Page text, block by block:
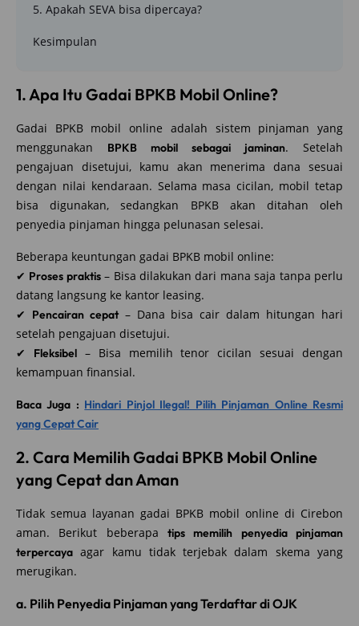
5. Apakah SEVA bisa dipercaya?
Kesimpulan
1. Apa Itu Gadai BPKB Mobil Online?
Gadai BPKB mobil online adalah sistem pinjaman yang
menggunakan BPKB mobil sebagai jaminan. Setelah
pengajuan disetujui, kamu akan menerima dana sesuai
dengan nilai kendaraan. Selama masa cicilan, mobil tetap
bisa digunakan, sedangkan BPKB akan ditahan oleh
penyedia pinjaman hingga pelunasan selesai.
Beberapa keuntungan gadai BPKB mobil online:
✔ Proses praktis– Bisa dilakukan dari mana saja tanpa perlu
datang langsung ke kantor leasing.
✔ Pencairan cepat– Dana bisa cair dalam hitungan hari
setelah pengajuan disetujui.
✔ Fleksibel– Bisa memilih tenor cicilan sesuai dengan
kemampuan finansial.
Baca Juga : Hindari Pinjol Ilegal! Pilih Pinjaman Online Resmi
yang Cepat Cair
2. Cara Memilih Gadai BPKB Mobil Online
yang Cepat dan Aman
Tidak semua layanan gadai BPKB mobil online di Cirebon
aman. Berikut beberapa tips memilih penyedia pinjaman
terpercaya agar kamu tidak terjebak dalam skema yang
merugikan.
a. Pilih Penyedia Pinjaman yang Terdaftar di OJK